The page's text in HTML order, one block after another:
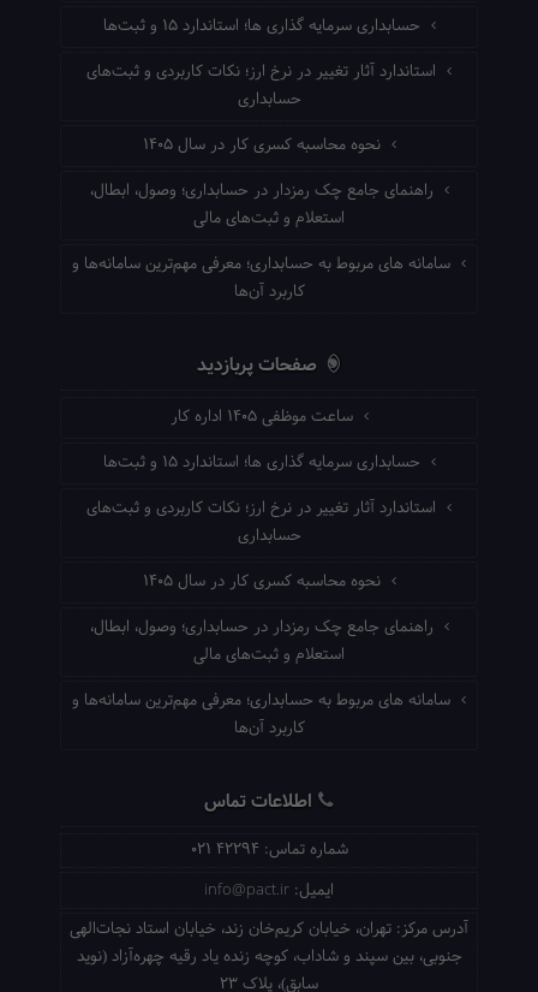
حسابداری سرمایه گذاری ها؛ استاندارد ۱۵ و ثبت‌ها
استاندارد آثار تغییر در نرخ ارز؛ نکات کاربردی و ثبت‌های
حسابداری
نحوه محاسبه کسری کار در سال ۱۴۰۵
راهنمای جامع چک رمزدار در حسابداری؛ وصول، ابطال،
استعلام و ثبت‌های مالی
سامانه های مربوط به حسابداری؛ معرفی مهم‌ترین سامانه‌ها و
کاربرد آن‌ها
صفحات پربازدید
ساعت موظفی ۱۴۰۵ اداره کار
حسابداری سرمایه گذاری ها؛ استاندارد ۱۵ و ثبت‌ها
استاندارد آثار تغییر در نرخ ارز؛ نکات کاربردی و ثبت‌های
حسابداری
نحوه محاسبه کسری کار در سال ۱۴۰۵
راهنمای جامع چک رمزدار در حسابداری؛ وصول، ابطال،
استعلام و ثبت‌های مالی
سامانه های مربوط به حسابداری؛ معرفی مهم‌ترین سامانه‌ها و
کاربرد آن‌ها
اطلاعات تماس
شماره تماس: 021 42294
ایمیل: info@pact.ir
آدرس مرکز: تهران، خیابان کریم‌خان زند، خیابان استاد نجات‌الهی
جنوبی، بین سپند و شاداب، کوچه زنده یاد رقیه چهره‌آزاد (نوید
سابق)، پلاک 23